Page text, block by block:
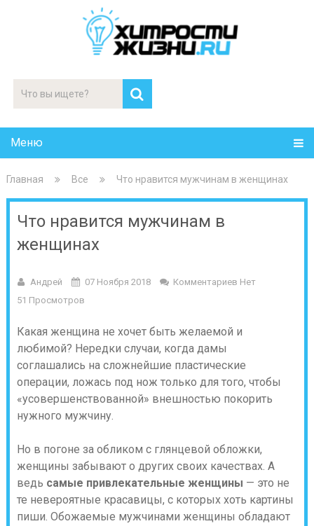
Меню
Главная Все Что нравится мужчинам в женщинах
Что нравится мужчинам в
женщинах
Андрей 07 Ноября 2018
Комментариев Нет
51 Просмотров
Какая женщина не хочет быть желаемой и
любимой? Нередки случаи, когда дамы
соглашались на сложнейшие пластические
операции, ложась под нож только для того, чтобы
«усовершенствованной» внешностью покорить
нужного мужчину.
Но в погоне за обликом с глянцевой обложки,
женщины забывают о других своих качествах. А
ведь самые привлекательные женщины — это не
те невероятные красавицы, с которых хоть картины
пиши. Обожаемые мужчинами женщины обладают